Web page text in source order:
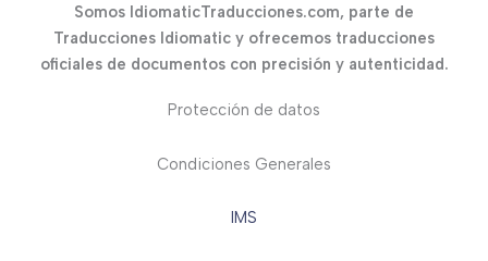
Somos IdiomaticTraducciones.com, parte de
Traducciones Idiomatic y ofrecemos traducciones
oficiales de documentos con precisión y autenticidad.
Protección de datos
Condiciones Generales
IMS